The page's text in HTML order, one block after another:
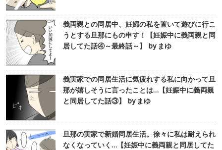
義両親との同居中、妊婦の私を置いて遊びに行こ
うとする旦那にもの申す！【妊娠中に義両親と同
居してた話④～最終話～】 by まゆ
義実家での同居生活に気疲れする私に向かって旦
那が嬉しそうに言ったことは…【妊娠中に義両親
と同居してた話③】 by まゆ
旦那の実家で新婚同居生活。徐々に私は耐えられ
なくなっていく…【妊娠中に義両親と同居してた